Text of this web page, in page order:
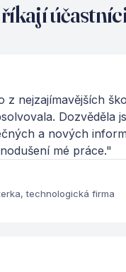
z nejzajímavějších
Dozvěděla
a nových
mé práce."
technologická firma